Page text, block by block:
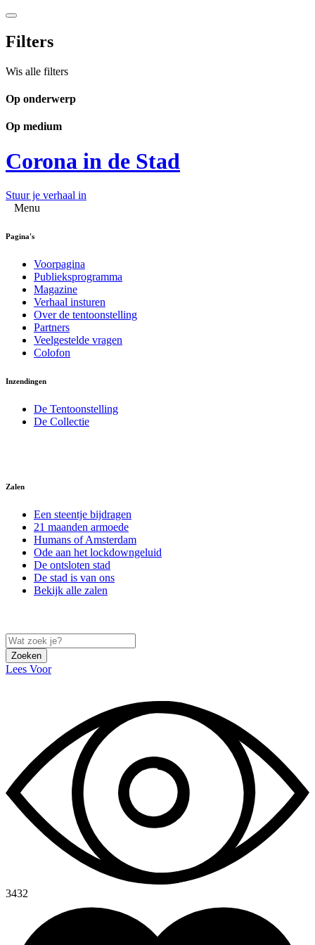
Filters
Wis alle filters
Op onderwerp
Op medium
Corona in de Stad
Stuur je verhaal in
Menu
Pagina's
Voorpagina
Publieksprogramma
Magazine
Verhaal insturen
Over de tentoonstelling
Partners
Veelgestelde vragen
Colofon
Inzendingen
De Tentoonstelling
De Collectie
Zalen
Een steentje bijdragen
21 maanden armoede
Humans of Amsterdam
Ode aan het lockdowngeluid
De ontsloten stad
De stad is van ons
Bekijk alle zalen
Zoeken
Lees Voor
3432